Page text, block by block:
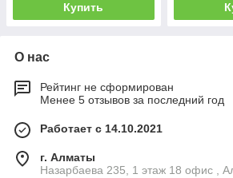
Купить
О нас
Рейтинг не сформирован
Менее 5 отзывов за последний год
Работает с 14.10.2021
г. Алматы
Назарбаева 235, 1 этаж 18 офис ,